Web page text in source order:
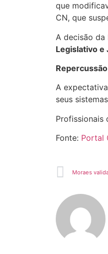
que
CN, que
A decisão
Legislativo e
A
seus
Profissionais
Fonte: Portal
Moraes